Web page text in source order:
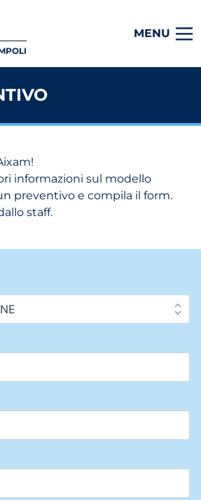
MENU
informazioni sul modello
preventivo e compila il form.
staff.